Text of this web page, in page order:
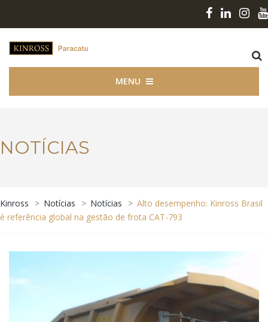
MENU
NOTÍCIAS
Kinross > Notícias > Notícias > Alto desempenho: Kinross Brasil
é referência global na gestão de frota CAT-793